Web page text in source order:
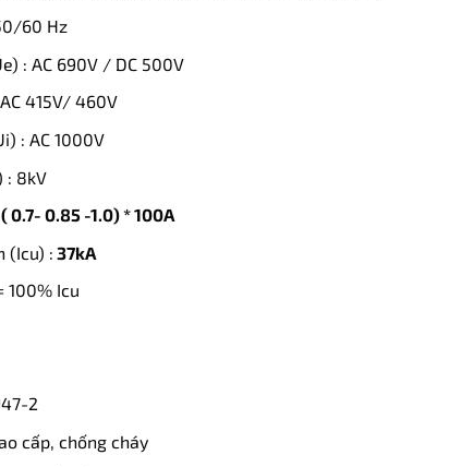
60 Hz
: AC 690V / DC 500V
415V/ 460V
: AC 1000V
: 8kV
( 0.7- 0.85 -1.0) * 100A
(Icu) : 37kA
100% Icu
2
cấp, chống cháy